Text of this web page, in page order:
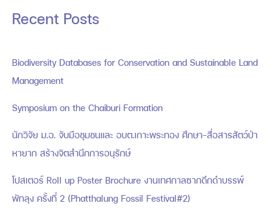
Recent Posts
Biodiversity Databases for Conservation and Sustainable Land
Management
Symposium on the Chaiburi Formation
นักวิจัย ม.อ. จับมือชุมชนและ อบต.เกาะพระทอง ศึกษา-สื่อสารสัตว์ป่า
หายาก สร้างจิตสำนึกการอนุรักษ์
โปสเตอร์ Roll up Poster Brochure งานเทศกาลซากดึกดำบรรพ์
พัทลุง ครั้งที่ 2 (Phatthalung Fossil Festival#2)